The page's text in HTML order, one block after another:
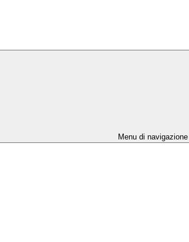
Menu di navigazione